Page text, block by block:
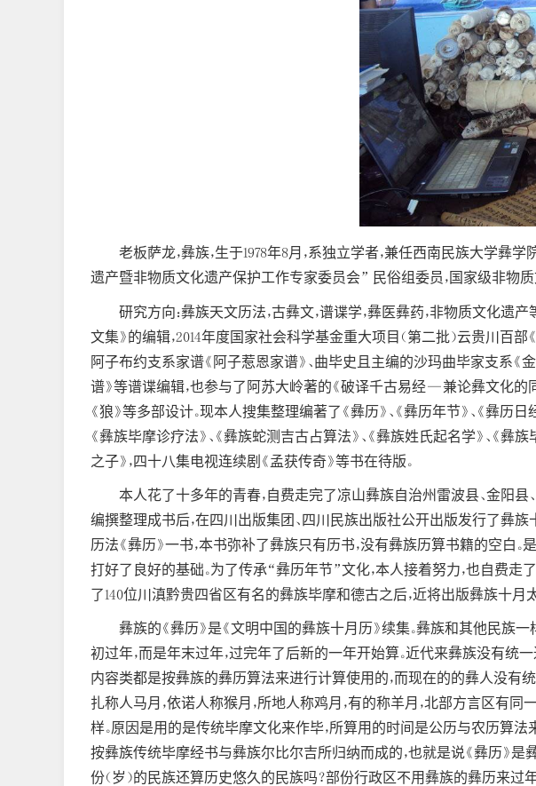
老板萨龙，彝族，生于1978年8月，系独立学者，兼任西南民族大学
遗产暨非物质文化遗产保护工作专家委员会” 民俗组委员，国家级非物
研究方向：彝族天文历法，古彝文，谱谍学，彝医彝药，非物质文化遗
文集》的编辑，2014年度国家社会科学基金重大项目（第二批）云贵川百
阿子布约支系家谱《阿子惹恩家谱》、曲毕史且主编的沙玛曲毕家支系《
谱》等谱谍编辑，也参与了阿苏大岭著的《破译千古易经—兼论彝文化的同
《狼》等多部设计。现本人搜集整理编著了《彝历》、《彝历年节》、《彝历日
《彝族毕摩诊疗法》、《彝族蛇测吉古占算法》、《彝族姓氏起名学》、《彝族
之子》，四十八集电视连续剧《孟获传奇》等书在待版。
本人花了十多年的青春，自费走完了凉山彝族自治州雷波县、金阳县
编撰整理成书后，在四川出版集团、四川民族出版社公开出版发行了彝
历法《彝历》一书，本书弥补了彝族只有历书，没有彝族历算书籍的空
打好了良好的基础。为了传承“彝历年节”文化，本人接着努力，也自费走
了140位川滇黔贵四省区有名的彝族毕摩和德古之后，近将出版彝族十月太
彝族的《彝历》是《文明中国的彝族十月历》续集。彝族和其他民
初过年，而是年末过年，过完年了后新的一年开始算。近代来彝族没有
内容类都是按彝族的彝历算法来进行计算使用的，而现在的的彝人没有
扎称人马月，依诺人称猴月，所地人称鸡月，有的称羊月，北部方言区有
样。原因是用的是传统毕摩文化来作毕，所算用的时间是公历与农历算法
按彝族传统毕摩经书与彝族尔比尔吉所归纳而成的，也就是说《彝历》
份（岁）的民族还算历史悠久的民族吗？部份行政区不用彝族的彝历来过